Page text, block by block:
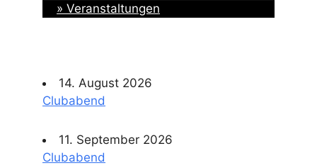
» Veranstaltungen
14. August 2026
Clubabend
11. September 2026
Clubabend